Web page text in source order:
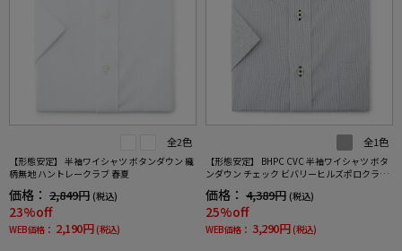
全2色
【形態安定】 半袖ワイシャツ ボタンダウン 織
柄無地 ハントレークラブ 春夏
価格： 2,849円 (税込)
23%off
WEB価格： 2,190円 (税込)
全1色
【形態安定】 BHPC CVC 半袖ワイシャツ ボタ
ンダウン チェック ビバリーヒルズポロクラブ
価格： 4,389円 (税込)
25%off
WEB価格： 3,290円 (税込)